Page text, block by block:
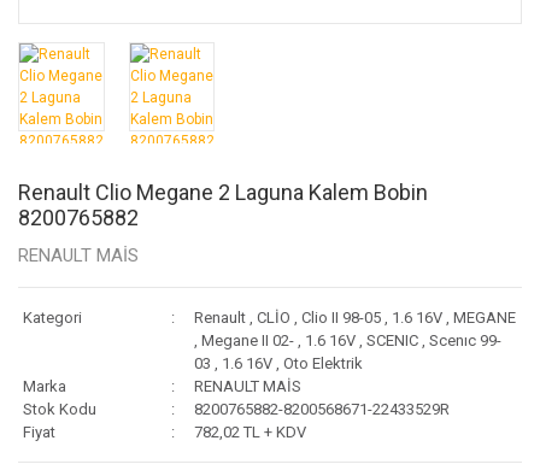
Renault Clio Megane 2 Laguna Kalem Bobin
8200765882
RENAULT MAİS
Kategori Renault CLİO Clio II 98-05 1.6 16V MEGANE
Megane II 02- 1.6 16V SCENIC Scenıc 99-
03
1.6 16V Oto Elektrik
Marka
RENAULT MAİS
Stok Kodu
8200765882-8200568671-22433529R
Fiyat
782,02 TL + KDV